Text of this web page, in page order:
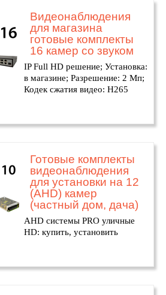
Видеонаблюдения
для магазина
готовые комплекты
16 камер со звуком
IP Full HD решение; Установка:
в магазине; Разрешение: 2 Мп;
Кодек сжатия видео: H265
Готовые комплекты
видеонаблюдения
для установки на 12
(AHD) камер
(частный дом, дача)
AHD системы PRO уличные
HD: купить, установить